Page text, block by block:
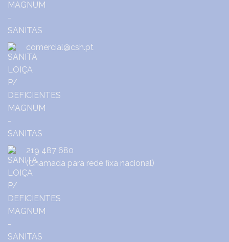
comercial@csh.pt
219 487 680
(Chamada para rede fixa nacional)